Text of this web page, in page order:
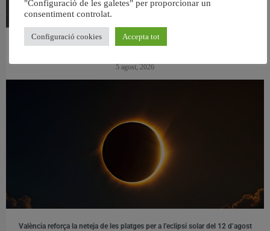
València reforma l’Escola Infantil Pardalets i instal·larà aire condicionat a totes
5 agost, 2026
València reforça la neteja de les platges per a l’eclipsi solar del 12 d’agost
"Configuració de les galetes" per proporcionar un
consentiment controlat.
Configuració cookies Accepta tot